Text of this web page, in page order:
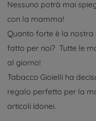
Nessuno potrà mai
con la mamma!
Quanto forte è la
fatto per noi? Tutte le
al giorno!
Tabacco Gioielli ha
regalo perfetto per la
articoli idonei.